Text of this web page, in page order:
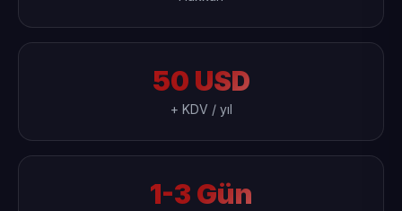
50 USD
+ KDV / yıl
1-3 Gün